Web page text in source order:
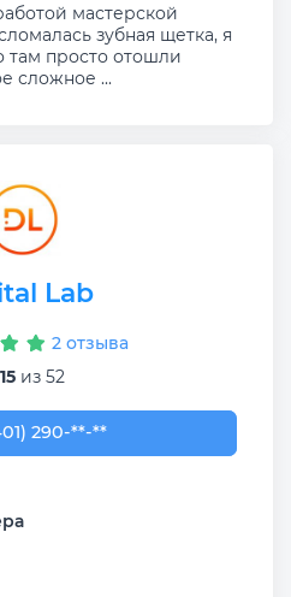
мастерской
зубная щетка, я
там просто отошли
сложное ...
Lab
2 отзыва
из 52
290-26-36
290-**-**